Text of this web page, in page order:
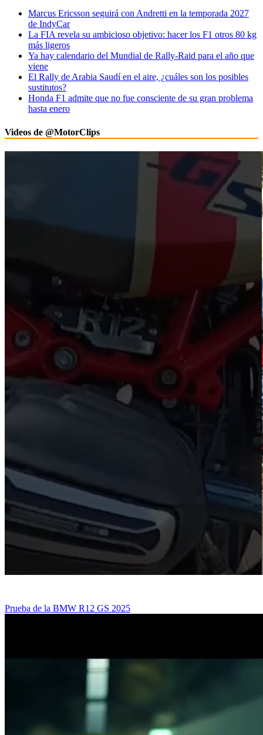
Marcus Ericsson seguirá con Andretti en la temporada 2027
de IndyCar
La FIA revela su ambicioso objetivo: hacer los F1 otros 80 kg
más ligeros
Ya hay calendario del Mundial de Rally-Raid para el año que
viene
El Rally de Arabia Saudí en el aire, ¿cuáles son los posibles
sustitutos?
Honda F1 admite que no fue consciente de su gran problema
hasta enero
Videos de @MotorClips
Prueba de la BMW R12 GS 2025